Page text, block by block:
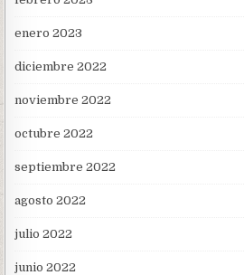
enero 2023
diciembre 2022
noviembre 2022
octubre 2022
septiembre 2022
agosto 2022
julio 2022
junio 2022